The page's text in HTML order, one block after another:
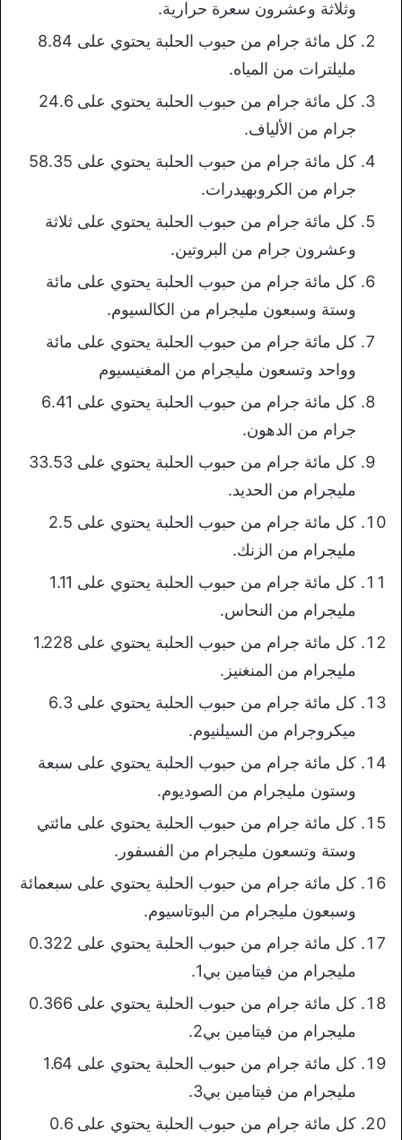
وثلاثة وعشرون سعرة حرارية.
كل مائة جرام من حبوب الحلبة يحتوي على 8.84
مليلترات من المياه.
كل مائة جرام من حبوب الحلبة يحتوي على 24.6
جرام من الألياف.
كل مائة جرام من حبوب الحلبة يحتوي على 58.35
جرام من الكروبهيدرات.
كل مائة جرام من حبوب الحلبة يحتوي على ثلاثة
وعشرون جرام من البروتين.
كل مائة جرام من حبوب الحلبة يحتوي على مائة
وستة وسبعون مليجرام من الكالسيوم.
كل مائة جرام من حبوب الحلبة يحتوي على مائة
وواحد وتسعون مليجرام من المغنيسيوم
كل مائة جرام من حبوب الحلبة يحتوي على 6.41
جرام من الدهون.
كل مائة جرام من حبوب الحلبة يحتوي على 33.53
مليجرام من الحديد.
كل مائة جرام من حبوب الحلبة يحتوي على 2.5
مليجرام من الزنك.
كل مائة جرام من حبوب الحلبة يحتوي على 1.11
مليجرام من النحاس.
كل مائة جرام من حبوب الحلبة يحتوي على 1.228
مليجرام من المنغنيز.
كل مائة جرام من حبوب الحلبة يحتوي على 6.3
ميكروجرام من السيلنيوم.
كل مائة جرام من حبوب الحلبة يحتوي على سبعة
وستون مليجرام من الصوديوم.
كل مائة جرام من حبوب الحلبة يحتوي على مائتي
وستة وتسعون مليجرام من الفسفور.
كل مائة جرام من حبوب الحلبة يحتوي على سبعمائة
وسبعون مليجرام من البوتاسيوم.
كل مائة جرام من حبوب الحلبة يحتوي على 0.322
مليجرام من فيتامين بي1.
كل مائة جرام من حبوب الحلبة يحتوي على 0.366
مليجرام من فيتامين بي2.
كل مائة جرام من حبوب الحلبة يحتوي على 1.64
مليجرام من فيتامين بي3.
كل مائة جرام من حبوب الحلبة يحتوي على 0.6